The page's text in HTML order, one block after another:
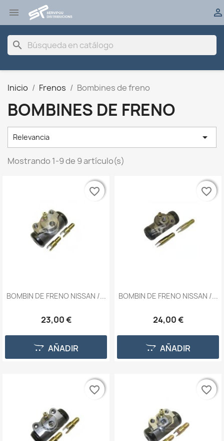
 
search
Inicio Frenos Bombines de freno
BOMBINES DE FRENO
Relevancia 
Mostrando 1-9 de 9 artículo(s)
BOMBIN DE FRENO NISSAN /...
23,00 €
AÑADIR
favorite_border
favorite_border
BOMBIN DE FRENO NISSAN /...
24,00 €
AÑADIR
favorite_border
favorite_border
favorite_border
favorite_border favorite_border
favorite_border